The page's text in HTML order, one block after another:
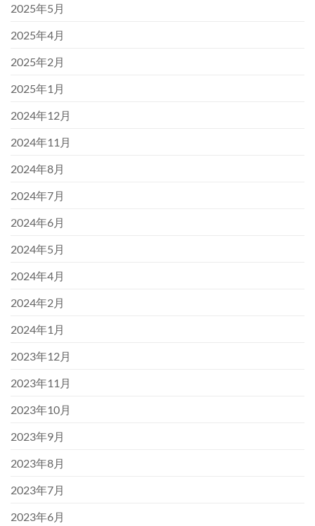
2025年5月
2025年4月
2025年2月
2025年1月
2024年12月
2024年11月
2024年8月
2024年7月
2024年6月
2024年5月
2024年4月
2024年2月
2024年1月
2023年12月
2023年11月
2023年10月
2023年9月
2023年8月
2023年7月
2023年6月